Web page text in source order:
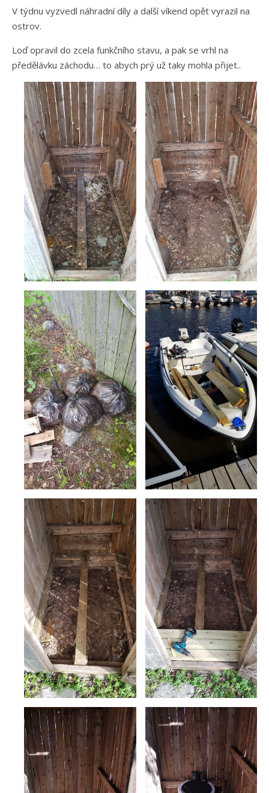
V týdnu vyzvedl náhradní díly a další víkend opět vyrazil na
ostrov.
Loď opravil do zcela funkčního stavu, a pak se vrhl na
předělávku záchodu… to abych prý už taky mohla přijet..